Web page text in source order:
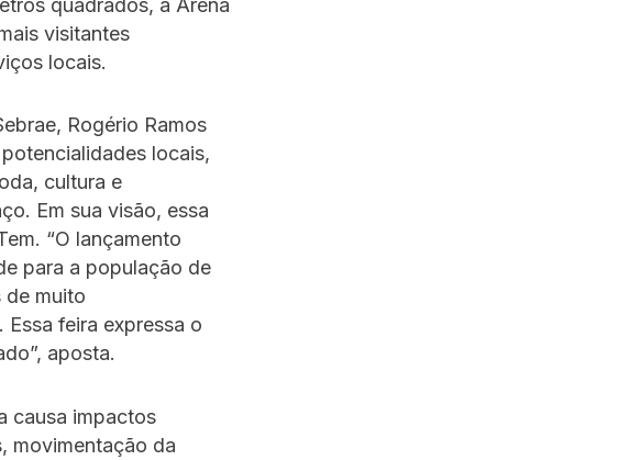
visitantes
locais.
Rogério Ramos
locais,
cultura e
Em sua visão, essa
“O lançamento
para a população de
de muito
feira expressa o
aposta.
causa impactos
movimentação da